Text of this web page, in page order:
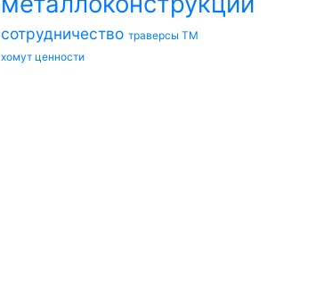
сотрудничество траверсы ТМ
хомут ценности